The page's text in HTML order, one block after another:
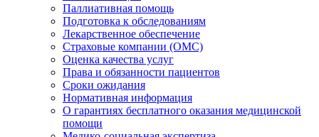
Паллиативная помощь
Подготовка к обследованиям
Лекарственное обеспечение
Страховые компании (ОМС)
Оценка качества услуг
Права и обязанности пациентов
Сроки ожидания
Нормативная информация
О гарантиях бесплатного оказания медицинской
помощи